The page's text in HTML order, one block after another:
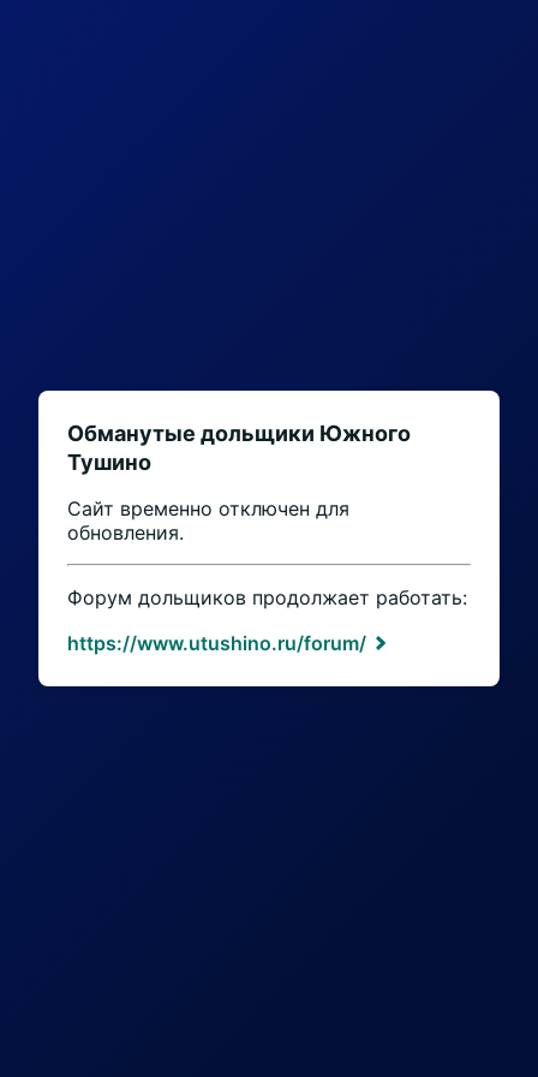
Обманутые дольщики Южного
Тушино
Сайт временно отключен для
обновления.
Форум дольщиков продолжает работать:
https://www.utushino.ru/forum/